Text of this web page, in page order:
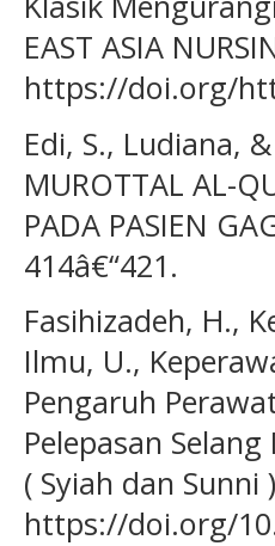
EAST ASIA
https://doi.org/
Edi, S., Ludiana,
MUROTTAL AL-
PADA PASIEN
414â€“421.
Fasihizadeh, H.,
Ilmu, U.,
Pengaruh
Pelepasan
( Syiah dan
https://doi.org/